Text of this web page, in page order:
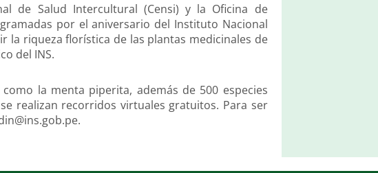
de Salud Intercultural (Censi) y la Oficina de
por el aniversario del Instituto Nacional
la riqueza florística de las plantas medicinales de
del INS.
la menta piperita, además de 500 especies
realizan recorridos virtuales gratuitos. Para ser